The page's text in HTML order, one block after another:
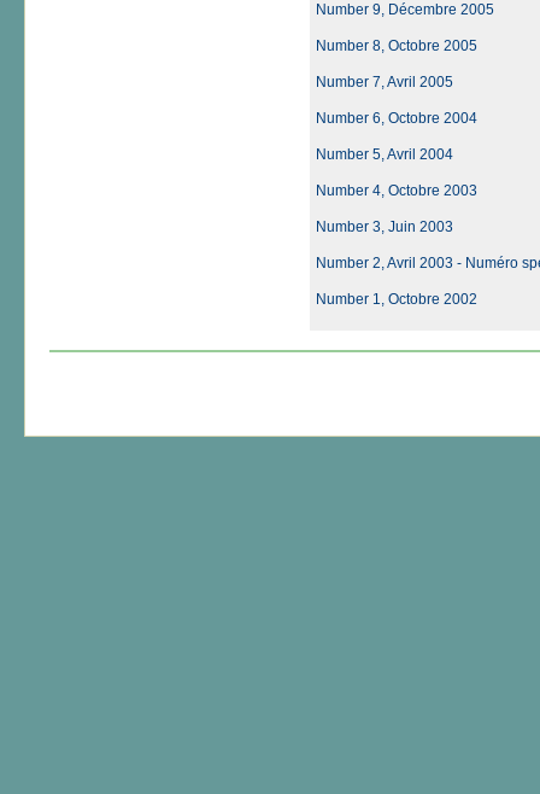
Number 9, Décembre 2005
Number 8, Octobre 2005
Number 7, Avril 2005
Number 6, Octobre 2004
Number 5, Avril 2004
Number 4, Octobre 2003
Number 3, Juin 2003
Number 2, Avril 2003 - Numéro
Number 1, Octobre 2002